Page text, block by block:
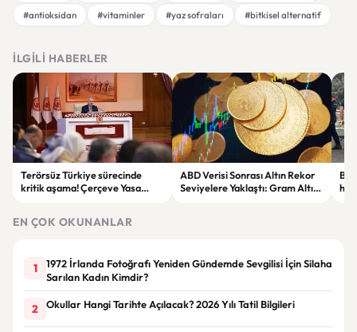
#antioksidan
#vitaminler #yaz sofraları #bitkisel alternatif
İLGILI HABERLER
Terörsüz Türkiye sürecinde
kritik aşama! Çerçeve Yasa
ABD Verisi Sonrası Altın Rekor
Seviyelere Yaklaştı: Gram Altın
EN ÇOK OKUNANLAR
1
1972 İrlanda Fotoğrafı Yeniden Gündemde Sevgilisi İçin Silaha
Sarılan Kadın Kimdir?
2 Okullar Hangi Tarihte Açılacak? 2026 Yılı Tatil Bilgileri